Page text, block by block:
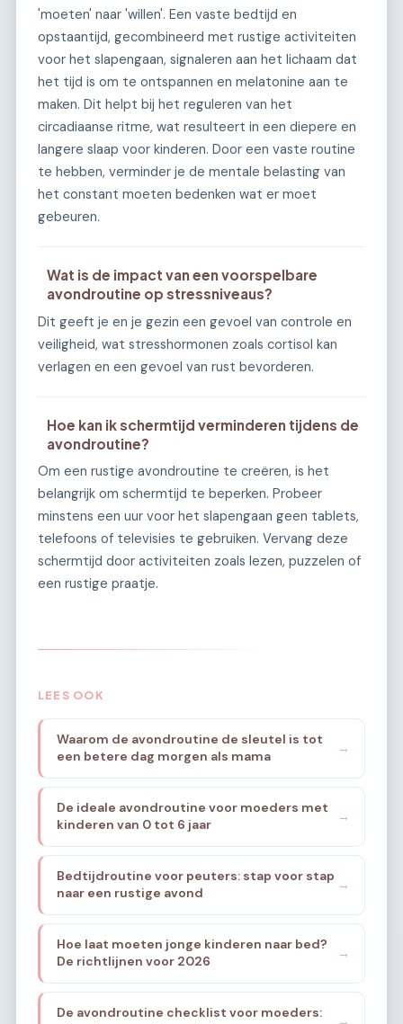
'moeten' naar 'willen'. Een vaste bedtijd en
opstaantijd, gecombineerd met rustige activiteiten
voor het slapengaan, signaleren aan het lichaam dat
het tijd is om te ontspannen en melatonine aan te
maken. Dit helpt bij het reguleren van het
circadiaanse ritme, wat resulteert in een diepere en
langere slaap voor kinderen. Door een vaste routine
te hebben, verminder je de mentale belasting van
het constant moeten bedenken wat er moet
gebeuren.
Wat is de impact van een voorspelbare
avondroutine op stressniveaus?
Dit geeft je en je gezin een gevoel van controle en
veiligheid, wat stresshormonen zoals cortisol kan
verlagen en een gevoel van rust bevorderen.
Hoe kan ik schermtijd verminderen tijdens de
avondroutine?
Om een rustige avondroutine te creëren, is het
belangrijk om schermtijd te beperken. Probeer
minstens een uur voor het slapengaan geen tablets,
telefoons of televisies te gebruiken. Vervang deze
schermtijd door activiteiten zoals lezen, puzzelen of
een rustige praatje.
LEES OOK
Waarom de avondroutine de sleutel is tot
een betere dag morgen als mama
→
De ideale avondroutine voor moeders met
kinderen van 0 tot 6 jaar
→
Bedtijdroutine voor peuters: stap voor stap
naar een rustige avond
→
Hoe laat moeten jonge kinderen naar bed?
De richtlijnen voor 2026
→
De avondroutine checklist voor moeders: